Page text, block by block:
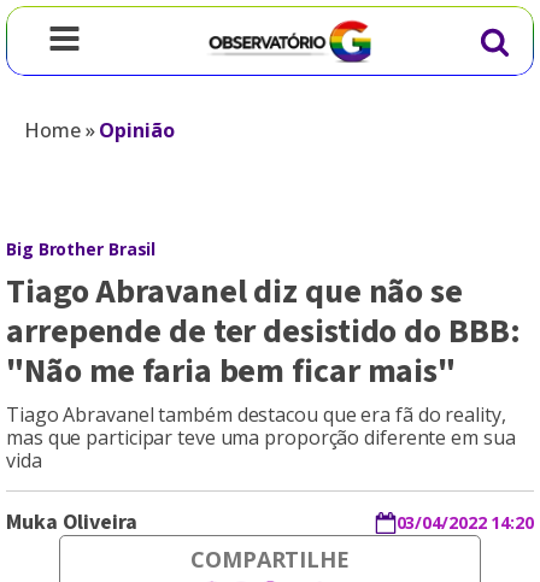
Home»Opinião
Big Brother Brasil
Tiago Abravanel diz que não se
arrepende de ter desistido do BBB:
"Não me faria bem ficar mais"
Tiago Abravanel também destacou que era fã do reality,
mas que participar teve uma proporção diferente em sua
vida
Muka Oliveira 03/04/2022 14:20
COMPARTILHE